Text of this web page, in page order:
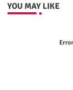
YOU MAY LIKE